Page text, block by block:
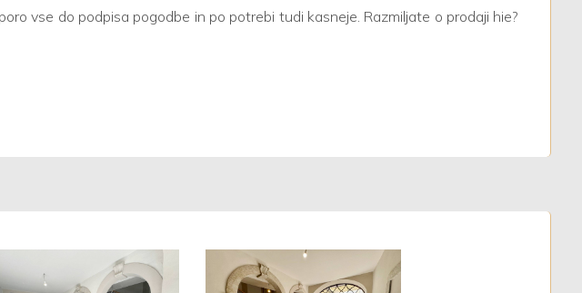
vse do podpisa pogodbe in po potrebi tudi kasneje. Razmiljate o prodaji hie?